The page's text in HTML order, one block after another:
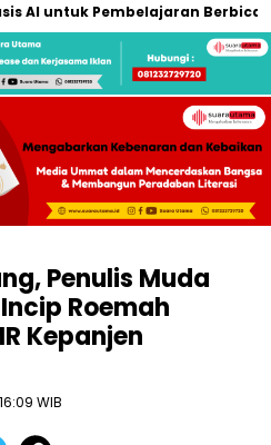
Berbicara Bahasa
Penulis Muda
Roemah
Kepanjen
WIB